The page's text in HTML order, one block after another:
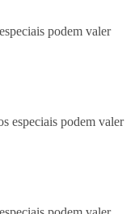
podem valer